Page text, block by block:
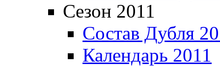
Сезон 2011
Состав Дубля
Календарь 2011